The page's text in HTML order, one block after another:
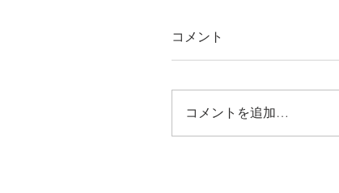
コメント
コメントを追加…